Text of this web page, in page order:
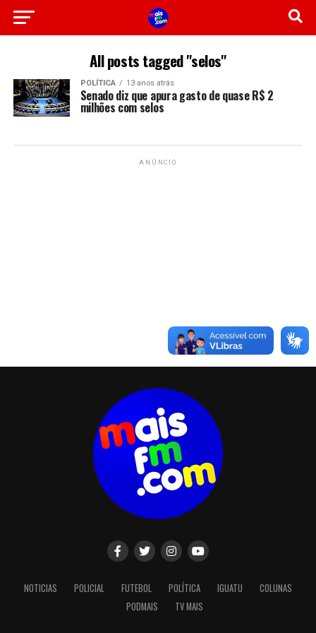
All posts tagged "selos"
POLÍTICA 13 anos atrás
Senado diz que apura gasto de quase R$ 2
milhões com selos
ANÚNCIO
NOTICIAS POLICIAL FUTEBOL POLÍTICA IGUATU
COLUNAS
PODMAIS
TV MAIS